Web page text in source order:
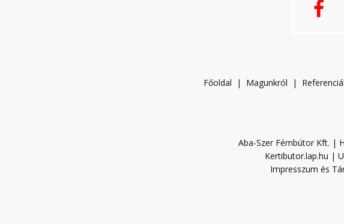
Főoldal | Magunkról |
Aba-Szer Fémbútor Kft. |
Kertibutor.lap.hu |
Impresszum és